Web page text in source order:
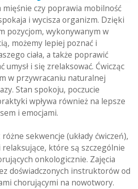
czy poprawia mobilność
i wycisza organizm. Dzięki
pozycjom, wykonywanym w
możemy lepiej poznać i
ciała, a także poprawić
umysł i się zrelaksować. Ćwicząc
w przywracaniu naturalnej
Stan spokoju, poczucie
wpływa również na lepsze
i emocjami.
sekwencje (układy ćwiczeń),
relaksujące, które są szczególnie
onkologicznie. Zajęcia
doświadczonych instruktorów od
chorującymi na nowotwory.